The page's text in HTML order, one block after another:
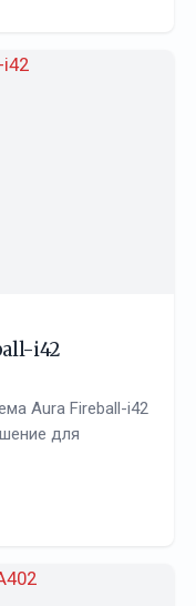
i42
Aura Fireball-i42
для